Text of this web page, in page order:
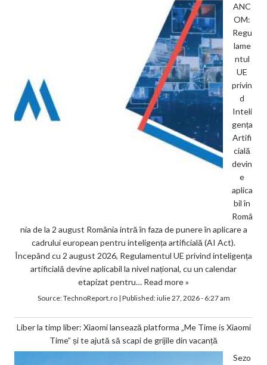
ANC
OM:
Regu
lame
ntul
UE
privin
d
Inteli
gența
Artifi
cială
devin
e
aplica
bil în
Româ
nia de la 2 august România intră în faza de punere în aplicare a
cadrului european pentru inteligența artificială (AI Act).
Începând cu 2 august 2026, Regulamentul UE privind inteligența
artificială devine aplicabil la nivel național, cu un calendar
etapizat pentru… Read more »
Source:TechnoReport.ro| Published:iulie 27, 2026 - 6:27 am
Liber la timp liber: Xiaomi lansează platforma „Me Time is Xiaomi
Time” și te ajută să scapi de grijile din vacanță
Sezo